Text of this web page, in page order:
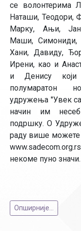
се волонтерима
Наташи, Теодори,
Марку, Ањи,
Маши,
Хани, Давиду,
Ирени, као и
и Денису који
полумаратон
удружења "Увек
начин им
подршку. О
раду више можете
некоме пуно значи.
Опширније...